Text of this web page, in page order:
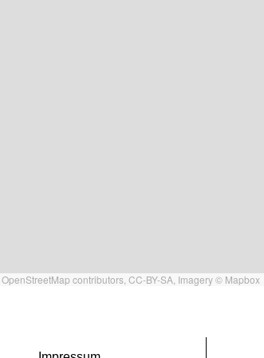
OpenStreetMap contributors, CC-BY-SA , Imagery © Mapbox